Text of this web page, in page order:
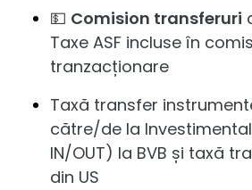
💵 Comision transferuri
Taxe ASF incluse în
tranzacționare
Taxă transfer
către/de la
IN/OUT) la BVB și taxă
din US